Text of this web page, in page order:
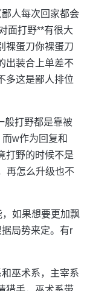
人每次回家都会
面打野**有很大
裸蛋刀你裸蛋刀
出装合上单差不
多这是鄙人排位
般打野都是靠被
w作为回复和
打野的时候不是
再怎么升级也不
如果想要更加飘
局势来定。有r
巫术系，主宰系